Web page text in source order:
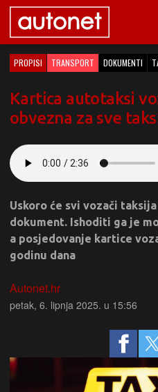
PROPISI TRANSPORT DOKUMENTI
Kartica autotaksi
obvezna za sve
Uskoro će svi vozači
dokument. Ishoditi ga je
a posjedovanje kartice
godinu dana
Autonet.hr
petak, 6. lipnja 2025. u 15:56